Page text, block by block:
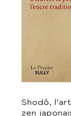
Shodô,
zen